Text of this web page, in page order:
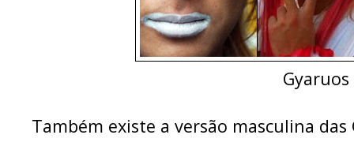
Gyaruos
Também existe a versão masculina